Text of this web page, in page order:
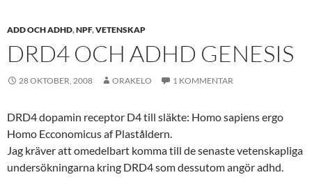
ADD OCH ADHD,NPF,VETENSKAP
DRD4 OCH ADHD GENESIS
28 OKTOBER, 2008 ORAKELO 1 KOMMENTAR
DRD4 dopamin receptor D4 till släkte: Homo sapiens ergo
Homo Ecconomicus af Plaståldern.
Jag kräver att omedelbart komma till de senaste vetenskapliga
undersökningarna kring DRD4 som dessutom angör adhd.